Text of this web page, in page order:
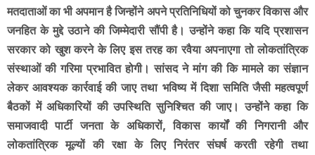
मतदाताओं का भी अपमान है जिन्होंने अपने प्रतिनिधियों को चुनकर विकास और
जनहित के मुद्दे उठाने की जिम्मेदारी सौंपी है। उन्होंने कहा कि यदि प्रशासन
सरकार को खुश करने के लिए इस तरह का रवैया अपनाएगा तो लोकतांत्रिक
संस्थाओं की गरिमा प्रभावित होगी। सांसद ने मांग की कि मामले का संज्ञान
लेकर आवश्यक कार्रवाई की जाए तथा भविष्य में दिशा समिति जैसी महत्वपूर्ण
बैठकों में अधिकारियों की उपस्थिति सुनिश्चित की जाए। उन्होंने कहा कि
समाजवादी पार्टी जनता के अधिकारों, विकास कार्यों की निगरानी और
लोकतांत्रिक मूल्यों की रक्षा के लिए निरंतर संघर्ष करती रहेगी तथा